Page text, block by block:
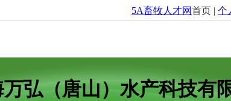
5A畜牧人才网首页 | 个
弘（唐山）水产科技有